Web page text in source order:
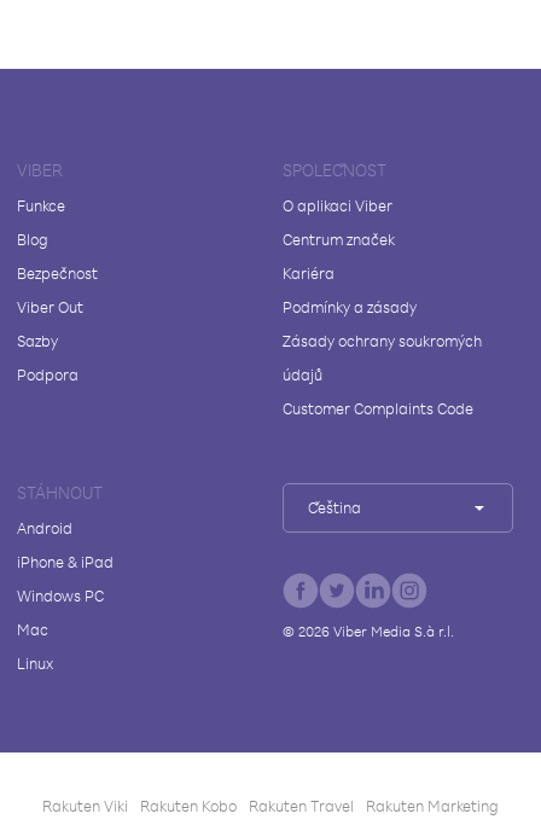
VIBER
Funkce
Blog
Bezpečnost
Viber Out
Sazby
Podpora
SPOLEČNOST
O aplikaci Viber
Centrum značek
Kariéra
Podmínky a zásady
Zásady ochrany soukromých
údajů
Customer Complaints Code
STÁHNOUT
Android
iPhone & iPad
Windows PC
Mac
Linux
Čeština
© 2026Viber Media S.à r.l.
Rakuten Viki Rakuten Kobo Rakuten Travel Rakuten Marketing